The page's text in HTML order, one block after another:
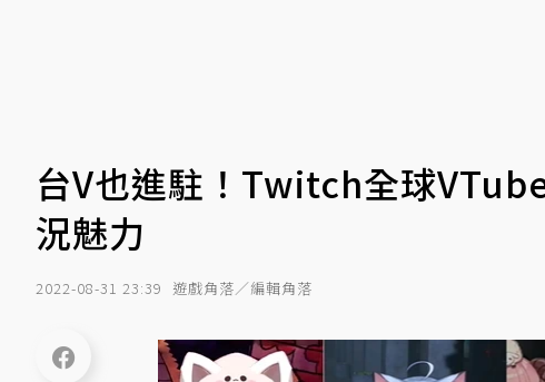
台V也進駐！Twitch全球
況魅力
2022-08-31 23:39 遊戲角落／編輯角落